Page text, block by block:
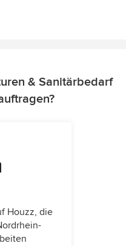
& Sanitärbedarf
Houzz, die